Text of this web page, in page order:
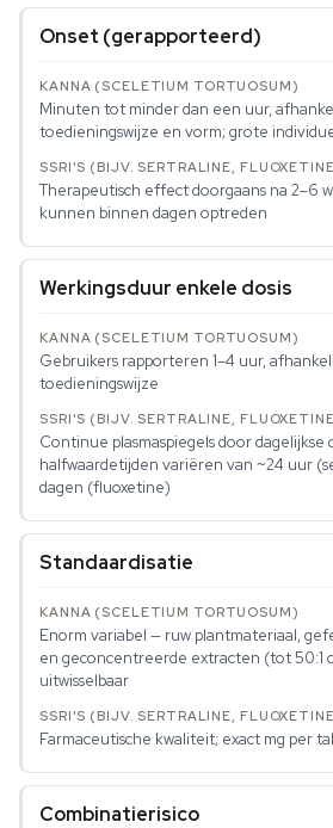
Onset (gerapporteerd)
Minuten tot minder dan een uur,
toedieningswijze en vorm; grote
Therapeutisch effect doorgaans na 2–6
kunnen binnen dagen optreden
Werkingsduur enkele dosis
Gebruikers rapporteren 1–4 uur,
toedieningswijze
Continue plasmaspiegels door dagelijkse
halfwaardetijden variëren van ~24 uur
dagen (fluoxetine)
Standaardisatie
Enorm variabel — ruw plantmateriaal,
en geconcentreerde extracten (tot 50:1
uitwisselbaar
Farmaceutische kwaliteit; exact mg per
Combinatierisico